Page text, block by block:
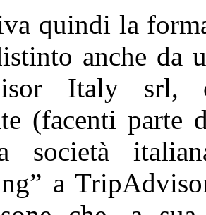
quindi la
anche da
Italy srl,
(facenti
società
a